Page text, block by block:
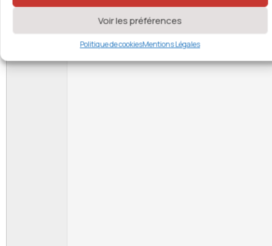
Voir les préférences
Politique de cookiesMentions Légales